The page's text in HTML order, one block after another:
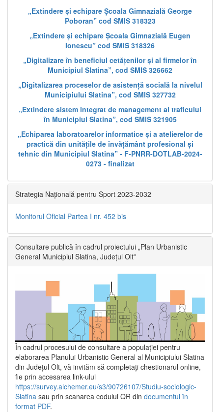
„Extindere și echipare Școala Gimnazială George
Poboran” cod SMIS 318323
„Extindere și echipare Școala Gimnazială Eugen
Ionescu” cod SMIS 318326
„Digitalizare în beneficiul cetățenilor și al firmelor în
Municipiul Slatina”, cod SMIS 326662
„Digitalizarea proceselor de asistență socială la nivelul
Municipiului Slatina”, cod SMIS 327732
„Extindere sistem integrat de management al traficului
în Municipiul Slatina”, cod SMIS 321905
„Echiparea laboratoarelor informatice și a atelierelor de
practică din unitățile de învățământ profesional și
tehnic din Municipiul Slatina” - F-PNRR-DOTLAB-2024-
0273 - finalizat
Strategia Națională pentru Sport 2023-2032
Monitorul Oficial Partea I nr. 452 bis
Consultare publică în cadrul proiectului „Plan Urbanistic
General Municipiul Slatina, Județul Olt”
În cadrul procesului de consultare a populaţiei pentru
elaborarea Planului Urbanistic General al Municipiului Slatina
din Județul Olt, vă invităm să completați chestionarul online,
fie prin accesarea link-ului
https://survey.alchemer.eu/s3/90726107/Studiu-sociologic-
Slatina sau prin scanarea codului QR din documentul în
format PDF.